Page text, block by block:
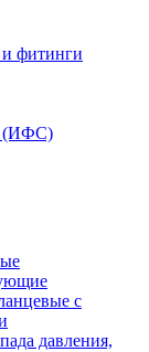
фитинги
(ИФС)
с
давления,